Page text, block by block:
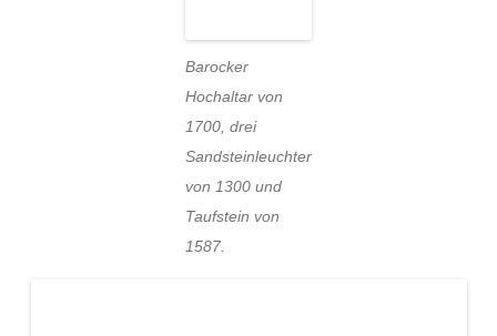
Barocker
Hochaltar von
1700, drei
Sandsteinleuchter
von 1300 und
Taufstein von
1587.